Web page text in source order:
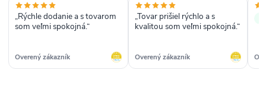
„Rýchle dodanie a s tovarom
som veľmi spokojná.“
Overený zákazník
„Tovar prišiel rýchlo a s
kvalitou som veľmi spokojná.“
Overený zákazník